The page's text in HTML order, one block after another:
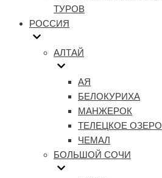
ТУРОВ
РОССИЯ
АЛТАЙ
АЯ
БЕЛОКУРИХА
МАНЖЕРОК
ТЕЛЕЦКОЕ ОЗЕРО
ЧЕМАЛ
БОЛЬШОЙ СОЧИ